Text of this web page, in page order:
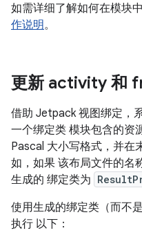
如需详细了解如何在模块
作说明。
更新 activity 和
借助 Jetpack 视图绑定，
一个绑定类 模块包含的资
Pascal 大小写格式，并在
如，如果 该布局文件的名
生成的 绑定类为
使用生成的绑定类（而不
执行 以下：